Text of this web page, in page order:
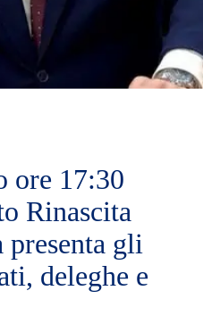
ore 17:30
Rinascita
presenta gli
deleghe e